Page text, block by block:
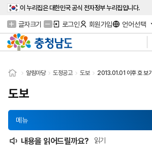
이 누리집은 대한민국 공식 전자정부 누리집입니다.
글자크기 로그인 회원가입 언어선택
알림마당 도정공고 도보 2013.01.01 이후 호 보기
도보
메뉴
내용을 읽어드릴까요? 읽기